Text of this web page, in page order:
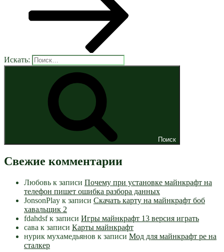
Искать:
Поиск
Свежие комментарии
Любовь к записи Почему при установке майнкрафт на
телефон пишет ошибка разбора данных
JonsonPlay к записи Скачать карту на майнкрафт боб
хавальщик 2
fdahdsfк записи Игры майнкрафт 13 версия играть
сава к записи Карты майнкрафт
нурик мухамедьянов к записи Мод для майнкрафт pe на
сталкер